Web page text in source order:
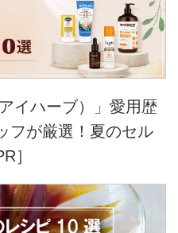
イハーブ）」愛用歴
フが厳選！夏のセル
］